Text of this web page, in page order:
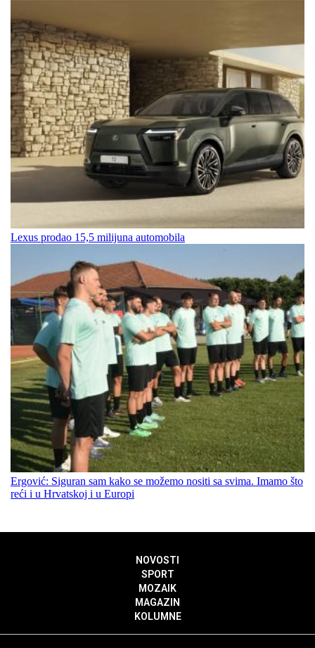
Lexus prodao 15,5 milijuna automobila
Ergović: Siguran sam kako se možemo nositi sa svima. Imamo što
reći i u Hrvatskoj i u Europi
NOVOSTI
SPORT
MOZAIK
MAGAZIN
KOLUMNE